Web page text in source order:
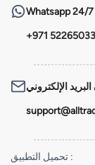
Whatsapp24/7
+971
الإلكتروني
تحميل التطبيق :